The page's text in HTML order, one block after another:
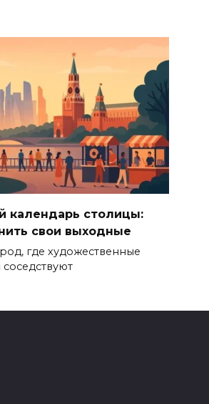
календарь столицы:
свои выходные
где художественные